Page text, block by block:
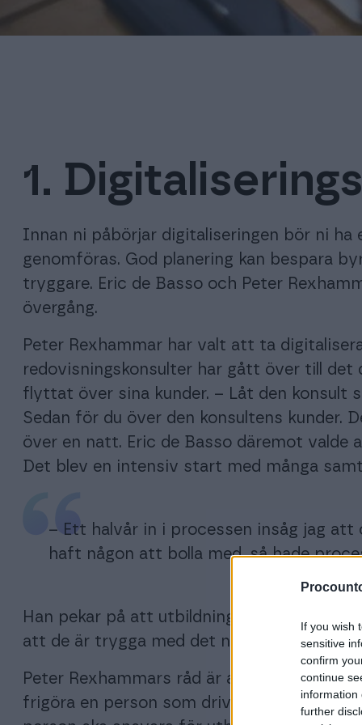
If you wish
sensitive
confirm
continue
information
further
1.
Innan ni påbörjar digitaliseringen bör ni ha
genomföras. God planering kan bespara
tryggare. Eric de Basso och Peter
övergång.
Peter Rexhammar har valt att ta
redovisningskonsulter har gått över till det
flyttat över sina kunder. – Låt den konsult
Sedan för du över den konsultens kunder.
över en natt. Eric de Basso däremot valde
Det blev en intensiv start med många
– Ett halvår in i processen insåg jag
haft någon att bolla med, så hade
Han pekar på att utbildning av kunderna
att de är trygga med det nya systemet
Peter Rexhammars råd är att medelstora
frigöra en person som driver